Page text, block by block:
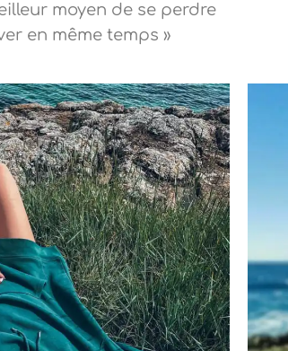
moyen de se perdre
en même temps »